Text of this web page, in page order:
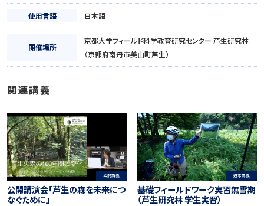
使用言語 日本語
開催場所
京都大学フィールド科学教育研究センター 芦生研究林
（京都府南丹市美山町芦生）
関連講義
公開講義
公開講演会「芦生の森を未来につ
なぐために」
通常講義
基礎フィールドワーク実習無雪期
（芦生研究林 学生実習）